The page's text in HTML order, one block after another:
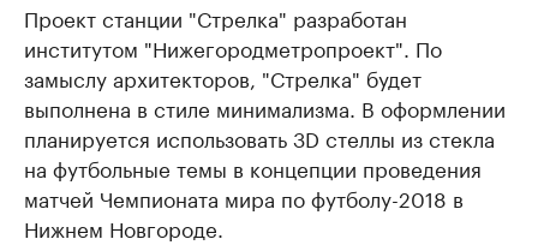
Проект станции "Стрелка" разработан
институтом "Нижегородметропроект". По
замыслу архитекторов, "Стрелка" будет
выполнена в стиле минимализма. В оформлении
планируется использовать 3D стеллы из стекла
на футбольные темы в концепции проведения
матчей Чемпионата мира по футболу-2018 в
Нижнем Новгороде.